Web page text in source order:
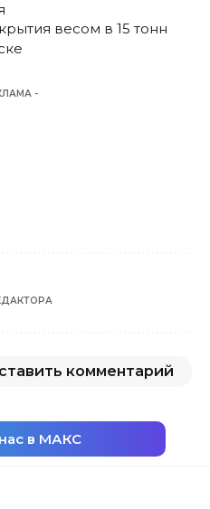
весом в 15 тонн
-
комментарий
в МАКС